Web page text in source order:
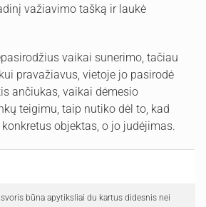
važiavimo tašką ir laukė
vaikai sunerimo, tačiau
pravažiavus, vietoje jo pasirodė
ančiukas, vaikai dėmesio
teigimu, taip nutiko dėl to, kad
objektas, o jo judėjimas.
būna apytiksliai du kartus didesnis nei